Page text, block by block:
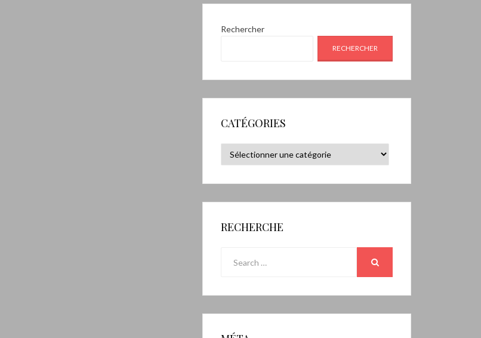
Rechercher
RECHERCHER
CATÉGORIES
Catégories
RECHERCHE